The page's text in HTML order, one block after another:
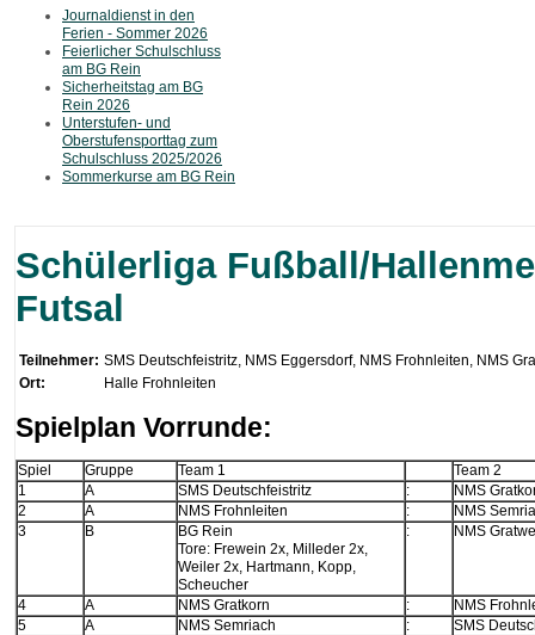
Journaldienst in den
Ferien - Sommer 2026
Feierlicher Schulschluss
am BG Rein
Sicherheitstag am BG
Rein 2026
Unterstufen- und
Oberstufensporttag zum
Schulschluss 2025/2026
Sommerkurse am BG Rein
Schülerliga Fußball/
Futsal
Teilnehmer: SMS Deutschfeistritz, NMS Eggersdorf, NMS Frohnleiten, NMS
Ort:
Halle Frohnleiten
Spielplan Vorrunde:
Spiel Gruppe Team 1
Team 2
1
A SMS Deutschfeistritz :
NMS
2
A NMS Frohnleiten :
NMS
3
B
BG Rein
Tore: Frewein 2x, Milleder 2x,
Weiler 2x, Hartmann, Kopp,
Scheucher
: NMS
4 A NMS Gratkorn :
NMS
5
A NMS Semriach :
SMS